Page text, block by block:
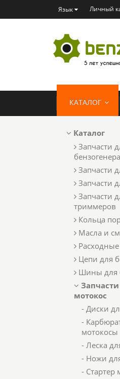
Язык Личный
КАТАЛОГ
Каталог
Запчасти
Запчасти
Запчасти
Запчасти
триммеров
Кольца
Масла и
Цепи для
Шины для
мотокос
- Диски
-
мотокосы
- Леска
- Ножи
- Стартер